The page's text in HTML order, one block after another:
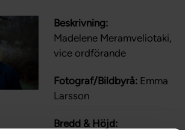
Beskrivning:
Madelene Meramveliotaki,
vice ordförande
Fotograf/Bildbyrå: Emma
Larsson
Bredd & Höjd: